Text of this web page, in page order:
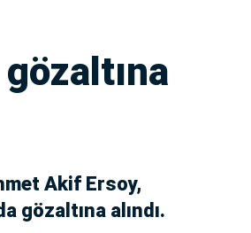
Akif Ersoy,
gözaltına alındı.